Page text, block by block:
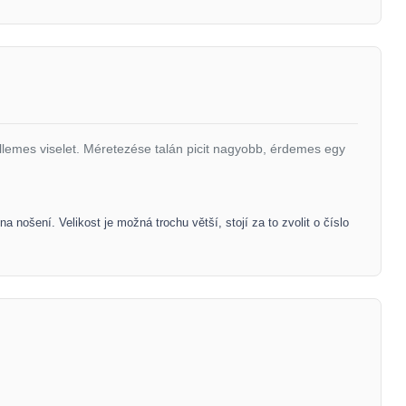
viselet. Méretezése talán picit nagyobb, érdemes egy
nošení. Velikost je možná trochu větší, stojí za to zvolit o číslo